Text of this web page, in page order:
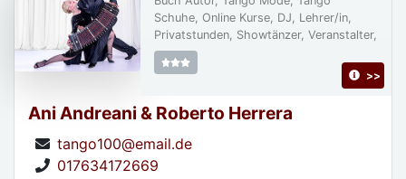
Ani Andreani & Roberto Herrera
tango100@email.de
017634172669
Schuhe, Online Kurse, DJ, Lehrer/in,
Privatstunden, Showtänzer, Veranstalter,
>>